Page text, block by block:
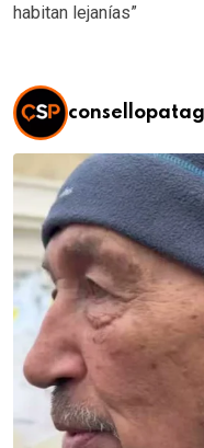
habitan lejanías”